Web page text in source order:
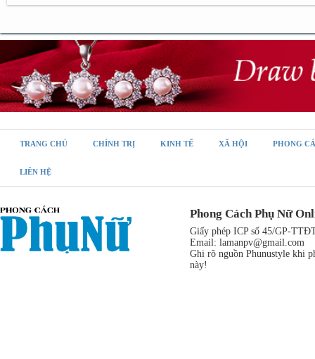
TRANG CHỦ CHÍNH TRỊ KINH TẾ XÃ HỘI PHONG
LIÊN HỆ
Phong Cách Phụ Nữ
Giấy phép ICP số 45/GP-
Email: lamanpv@gmail.com
Ghi rõ nguồn Phunustyle khi
này!